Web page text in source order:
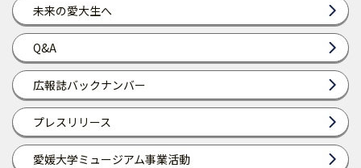
未来の愛大生へ
Q&A
広報誌バックナンバー
プレスリリース
愛媛大学ミュージアム事業活動